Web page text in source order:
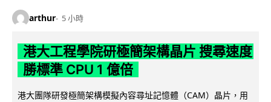
arthur 5 小時
港大工程學院研極簡架構晶片 搜尋速度
勝標準 CPU 1 億倍
港大團隊研發極簡架構模擬內容尋址記憶體（CAM）晶片，用